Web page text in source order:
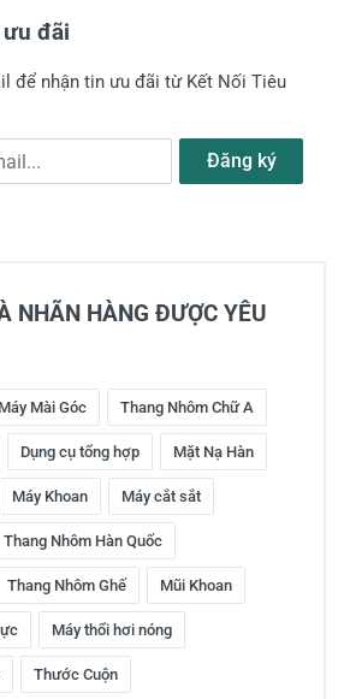
đãi
để nhận tin ưu đãi từ Kết Nối Tiêu
Đăng ký
NHÃN HÀNG ĐƯỢC YÊU
Máy Mài Góc Thang Nhôm Chữ A
Dụng cụ tổng hợp Mặt Nạ Hàn
Máy Khoan Máy cắt sắt
Thang Nhôm Hàn Quốc
Thang Nhôm Ghế Mũi Khoan
Máy thổi hơi nóng
Thước Cuộn